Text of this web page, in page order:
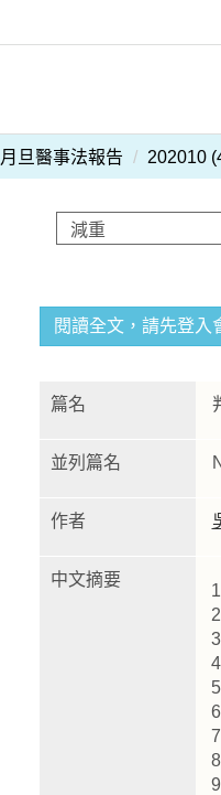
月旦醫事法報告 202010
閱讀全文，請先登入
篇名
並列篇名
作者
中文摘要